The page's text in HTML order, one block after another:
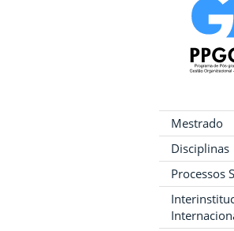
Mestrado
Disciplinas
Processos